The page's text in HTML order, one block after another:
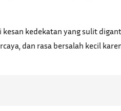
kedekatan yang sulit
dan rasa bersalah kecil